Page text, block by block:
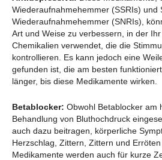
Wiederaufnahmehemmer (SSRIs) und
Wiederaufnahmehemmer (SNRIs),
Art und Weise zu verbessern, in der
Chemikalien verwendet, die die
kontrollieren. Es kann jedoch eine
gefunden ist, die am besten
länger, bis diese Medikamente wirken.
Betablocker: Obwohl Betablocker am
Behandlung von Bluthochdruck
auch dazu beitragen, körperliche
Herzschlag, Zittern, Zittern und
Medikamente werden auch für kurze